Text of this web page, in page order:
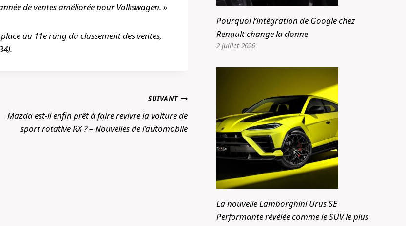
de ventes améliorée pour Volkswagen. »
au 11e rang du classement des ventes,
SUIVANT
Mazda est-il enfin prêt à faire revivre la voiture de
sport rotative RX ? – Nouvelles de l’automobile
Pourquoi l’intégration de Google chez
Renault change la donne
2 juillet 2026
La nouvelle Lamborghini Urus SE
Performante révélée comme le SUV le plus